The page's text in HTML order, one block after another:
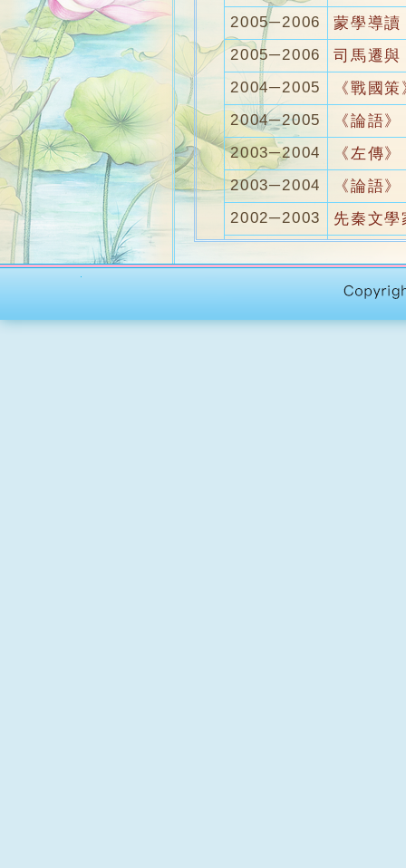
2005─2006
蒙學導讀
2005─2006
司馬遷與
2004─2005
《戰國
2004─2005
《論語》
2003─2004
《左傳》
2003─2004
《論語》
2002─2003
先秦文
史記
1999─2000
漢魏六朝